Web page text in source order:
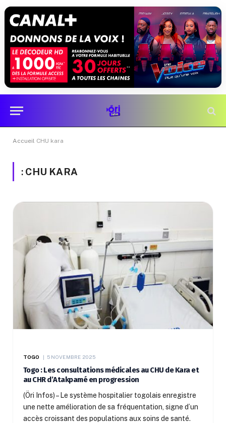
Accueil CHU kara
: CHU KARA
TOGO 5 NOVEMBRE 2025
Togo : Les consultations médicales au CHU de Kara et
au CHR d’Atakpamé en progression
(Öri Infos) – Le système hospitalier togolais enregistre
une nette amélioration de sa fréquentation, signe d’un
accès croissant des populations aux soins de santé.